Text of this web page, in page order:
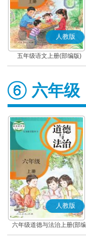
人教版
五年级语文上册(部编版)
六年级
人教版
六年级道德与法治上册(部编
版)